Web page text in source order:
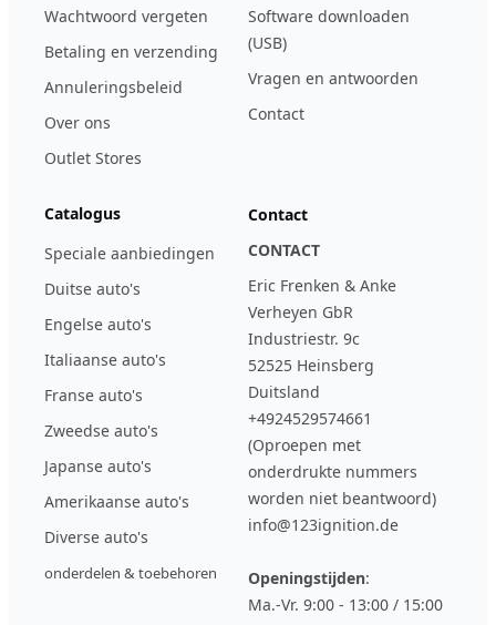
Wachtwoord vergeten
Betaling en verzending
Annuleringsbeleid
Over ons
Outlet Stores
Software downloaden
(USB)
Vragen en antwoorden
Contact
Catalogus
Speciale aanbiedingen
Duitse auto's
Engelse auto's
Italiaanse auto's
Franse auto's
Zweedse auto's
Japanse auto's
Amerikaanse auto's
Diverse auto's
onderdelen & toebehoren
Contact
CONTACT
Eric Frenken & Anke
Verheyen GbR
Industriestr. 9c
52525 Heinsberg
Duitsland
+4924529574661
(Oproepen met
onderdrukte nummers
worden niet beantwoord)
info@123ignition.de
Openingstijden:
Ma.-Vr. 9:00 - 13:00 / 15:00